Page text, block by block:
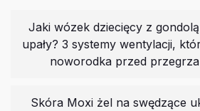
Jaki wózek dziecięcy z
upały? 3 systemy wentylacji,
noworodka przed
Skóra Moxi żel na swędzące